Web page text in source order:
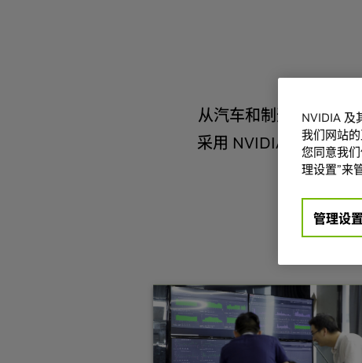
从汽车和制造公司到
采用 NVIDIA 技术，以
NVIDIA 及
我们网站
您同意我
理设置”来
管理设置